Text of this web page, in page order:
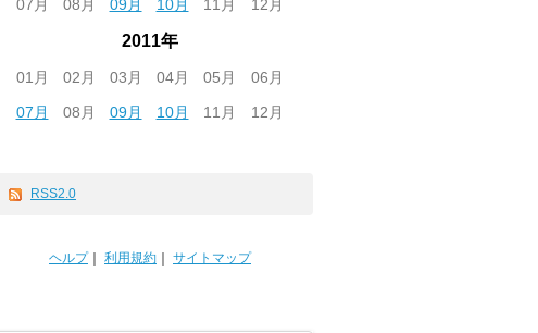
07月
08月 09月 10月 11月 12月
2011年
01月 02月 03月 04月 05月
06月
07月
08月 09月 10月 11月 12月
RSS2.0
ヘルプ｜ 利用規約 サイトマップ